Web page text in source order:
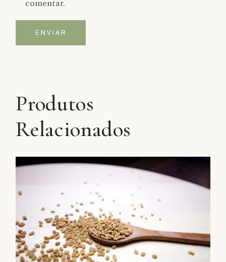
comentar.
ENVIAR
Produtos
Relacionados